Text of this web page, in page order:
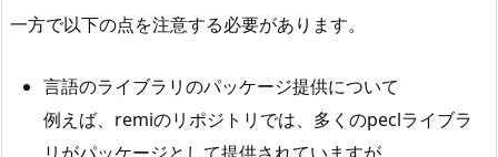
一方で以下の点を注意する必要があります。
言語のライブラリのパッケージ提供について
例えば、remiのリポジトリでは、多くのpeclライブラ
リがパッケージとして提供されていますが、